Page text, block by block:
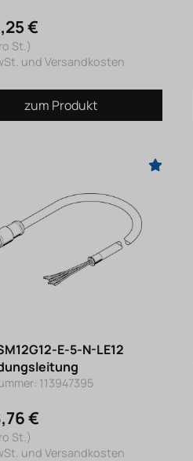
€
St.)
und Versandkosten
zum Produkt
E-5-N-LE12
113947395
€
St.)
und Versandkosten